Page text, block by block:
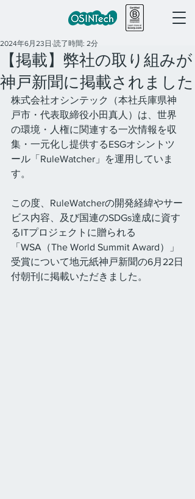
【掲載】弊社の取り組みが
神戸新聞に掲載されました
2024年6月23日 読了時間: 2分
株式会社オシンテック（本社兵庫県神
戸市・代表取締役小田真人）は、世界
の環境・人権に関連する一次情報を収
集・一元化し提供するESGオシントツ
ール「RuleWatcher」を運用していま
す。
この度、RuleWatcherの開発経緯やサー
ビス内容、及び国連のSDGs達成に資す
るITプロジェクトに贈られる
「WSA（The World Summit Award）」
受賞について地元紙神戸新聞の6月22日
付朝刊に掲載いただきました。